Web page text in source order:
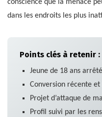
conscience que la menace
dans les endroits les plus
Points clés à retenir :
Jeune de 18 ans
Conversion récente
Projet d’attaque de
Profil suivi par les